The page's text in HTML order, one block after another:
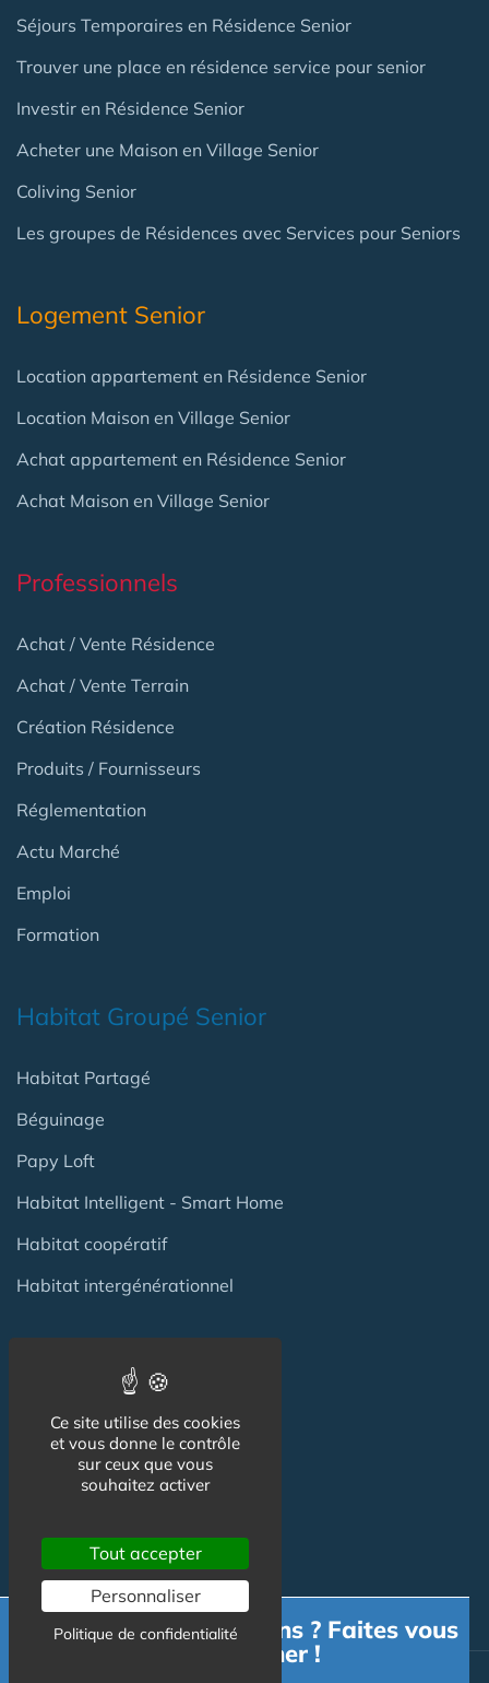
Séjours Temporaires en Résidence Senior
Trouver une place en résidence service pour senior
Investir en Résidence Senior
Acheter une Maison en Village Senior
Coliving Senior
Les groupes de Résidences avec Services pour Seniors
Logement Senior
Location appartement en Résidence Senior
Location Maison en Village Senior
Achat appartement en Résidence Senior
Achat Maison en Village Senior
Professionnels
Achat / Vente Résidence
Achat / Vente Terrain
Création Résidence
Produits / Fournisseurs
Réglementation
Actu Marché
Emploi
Formation
Habitat Groupé Senior
Habitat Partagé
Béguinage
Papy Loft
Habitat Intelligent - Smart Home
Habitat coopératif
Habitat intergénérationnel
Equipement Logement
Adaptation Habitat
Besoin d'informations ? Faites vous
accompagner !
Ce site utilise des cookies
et vous donne le contrôle
sur ceux que vous
souhaitez activer
Tout accepter
Personnaliser
Politique de confidentialité